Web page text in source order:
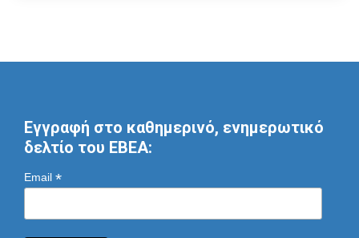
Εγγραφή στο καθημερινό, ενημερωτικό
δελτίο του ΕΒΕΑ:
Email *